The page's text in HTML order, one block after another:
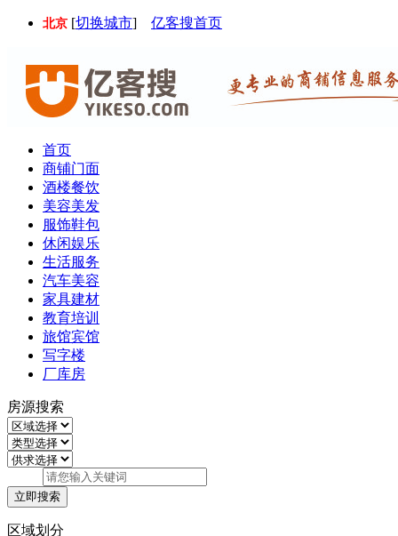
北京 [切换城市] 亿客搜首页
首页
商铺门面
酒楼餐饮
美容美发
服饰鞋包
休闲娱乐
生活服务
汽车美容
家具建材
教育培训
旅馆宾馆
写字楼
厂库房
房源搜索
区域划分